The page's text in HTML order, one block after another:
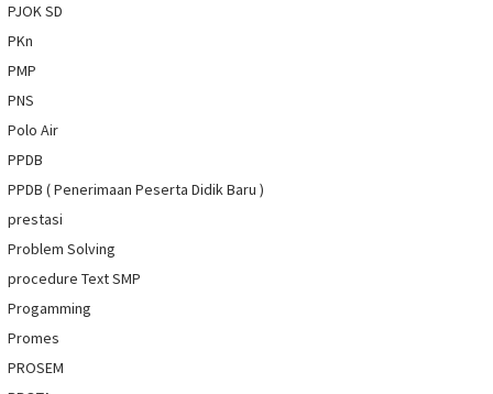
PJOK SD
PKn
PMP
PNS
Polo Air
PPDB
PPDB ( Penerimaan Peserta Didik Baru )
prestasi
Problem Solving
procedure Text SMP
Progamming
Promes
PROSEM